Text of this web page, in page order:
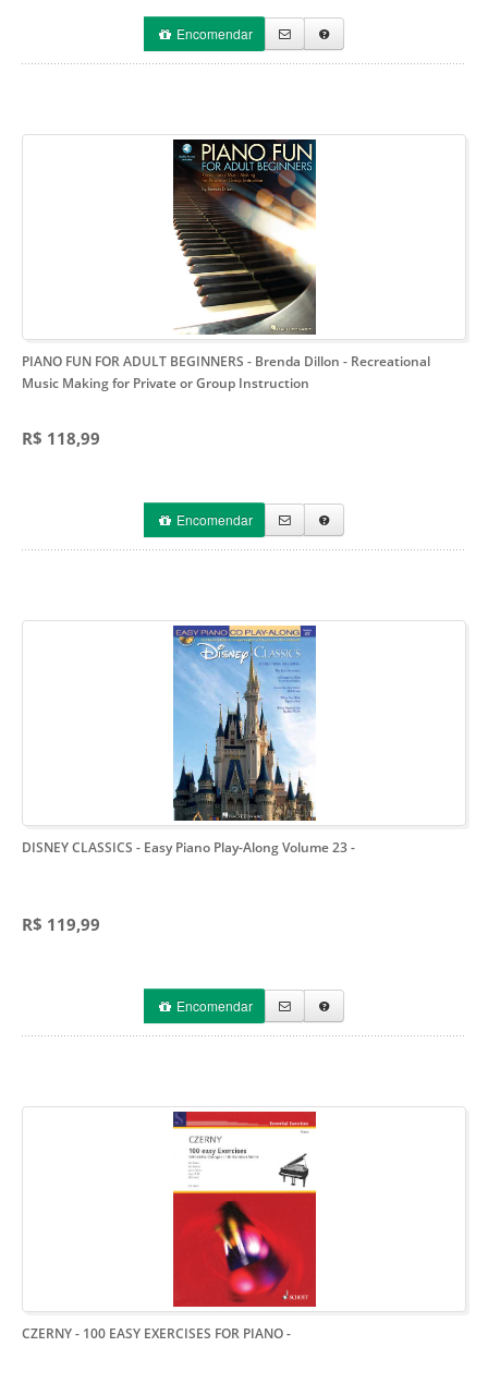
Encomendar
PIANO FUN FOR ADULT BEGINNERS - Brenda Dillon - Recreational
Music Making for Private or Group Instruction
R$ 118,99
Encomendar
DISNEY CLASSICS - Easy Piano Play-Along Volume 23-
R$ 119,99
Encomendar
CZERNY - 100 EASY EXERCISES FOR PIANO-